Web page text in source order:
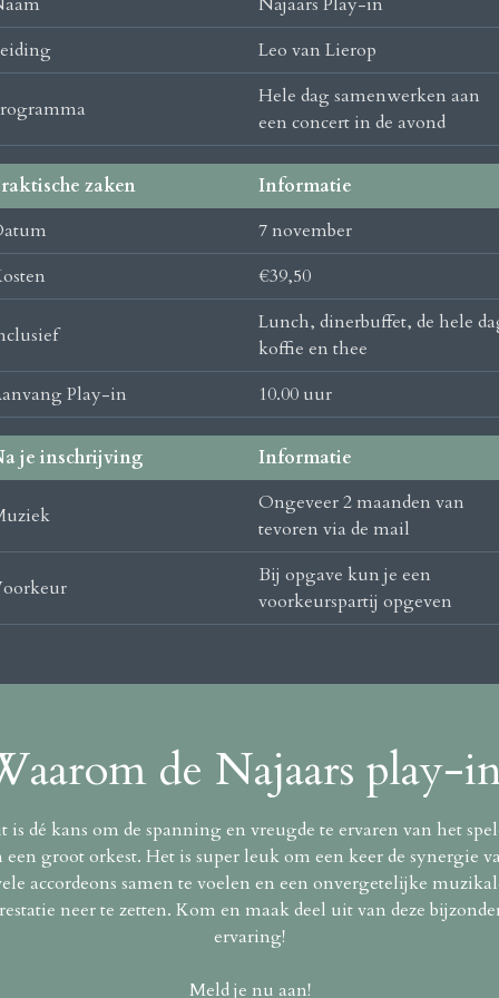
Leo van Lierop
Hele dag samenwerken aan
een concert in de avond
zaken
Informatie
7 november
€39,50
Lunch, dinerbuffet, de hele
koffie en thee
Play-in
10.00 uur
je inschrijving Informatie
Ongeveer 2 maanden van
tevoren via de mail
Bij opgave kun je een
voorkeurspartij opgeven
de Najaars play-
is dé kans om de spanning en vreugde te ervaren van het
een groot orkest. Het is super leuk om een keer de synergie
accordeons samen te voelen en een onvergetelijke
neer te zetten. Kom en maak deel uit van deze
ervaring!
Meld je nu aan!